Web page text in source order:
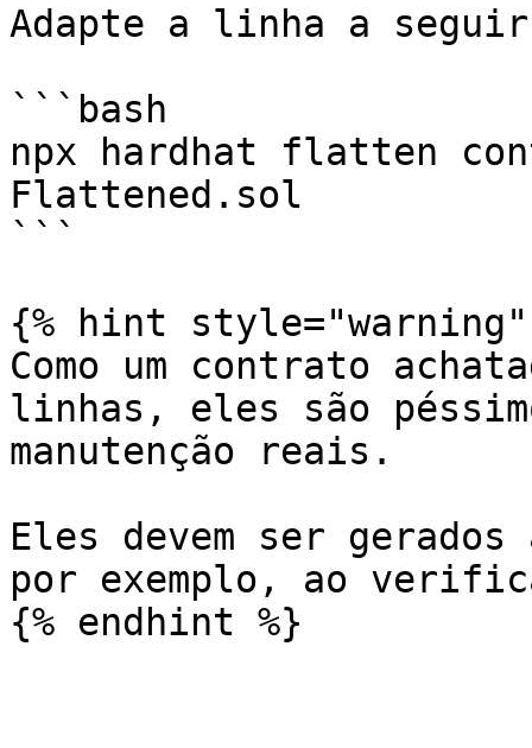
Adapte a linha a
```bash
npx hardhat flatten
Flattened.sol
```
{% hint style="warning"
Como um contrato
linhas, eles são
manutenção reais.
Eles devem ser gerados
por exemplo, ao
{% endhint %}